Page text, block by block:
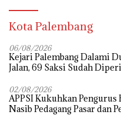
Kota Palembang
06/08/2026
Kejari Palembang Dalami
Jalan, 69 Saksi Sudah
02/08/2026
APPSI Kukuhkan Pengurus
Nasib Pedagang Pasar dan